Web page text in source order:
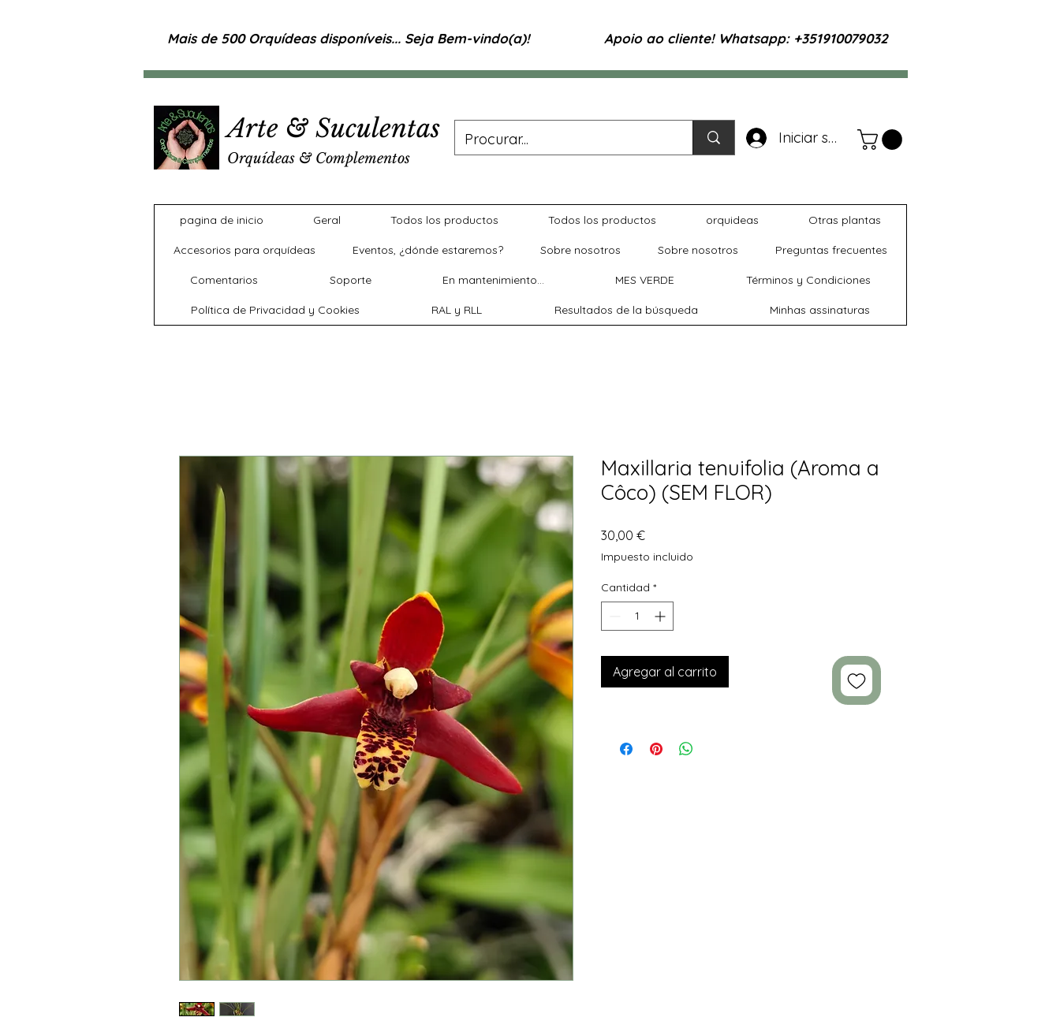
Mais de 500 Orquídeas disponíveis... Seja Bem-vindo(a)! Apoio ao cliente! Whatsapp: +351910079032
Arte & Suculentas
Orquídeas & Complementos
Iniciar sesión
pagina de inicio Geral Todos los productos Todos los productos orquideas Otras plantas
Accesorios para orquídeas Eventos, ¿dónde estaremos? Sobre nosotros Sobre nosotros Preguntas frecuentes
Comentarios Soporte En mantenimiento... MES VERDE Términos y Condiciones
Política de Privacidad y Cookies RAL y RLL Resultados de la búsqueda Minhas assinaturas
Maxillaria tenuifolia (Aroma a
Côco) (SEM FLOR)
30,00 €Precio
Impuesto incluido
Cantidad *
Agregar al carrito